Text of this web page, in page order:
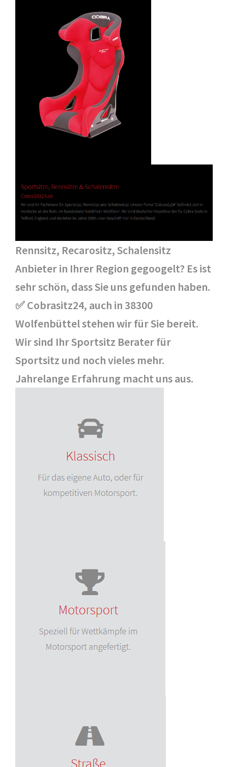
Rennsitz, Recarositz, Schalensitz
Anbieter in Ihrer Region gegoogelt? Es ist
sehr schön, dass Sie uns gefunden haben.
✅ Cobrasitz24, auch in 38300
Wolfenbüttel stehen wir für Sie bereit.
Wir sind Ihr Sportsitz Berater für
Sportsitz und noch vieles mehr.
Jahrelange Erfahrung macht uns aus.